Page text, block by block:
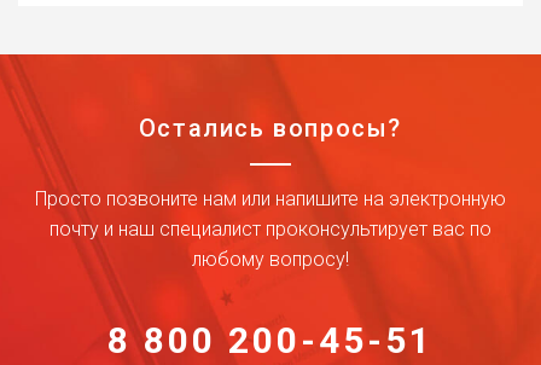
Остались вопросы?
Просто позвоните нам или напишите на электронную
почту и наш специалист проконсультирует вас по
любому вопросу!
8 800 200-45-51